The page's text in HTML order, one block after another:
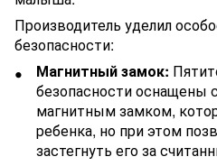
Производитель уделил
безопасности:
Магнитный замок:
безопасности
магнитным замком,
ребенка, но при этом
застегнуть его за